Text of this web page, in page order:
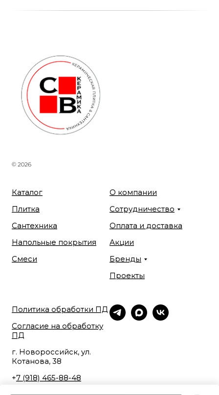
© 2026
Каталог
Плитка
Сантехника
Напольные покрытия
Смеси
О компании
Сотрудничество
Оплата и доставка
Акции
Бренды
Проекты
Политика обработки ПД
Согласие на обработку
ПД
г. Новороссийск, ул.
Котанова, 38
+7 (918) 465-88-48